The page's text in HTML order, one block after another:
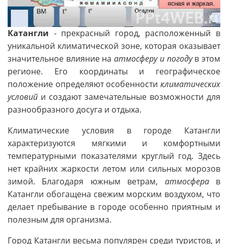
Катангли - прекрасный город, расположенный в
уникальной климатической зоне, которая оказывает
значительное влияние наатмосферу и погодув этом
регионе. Его координаты и географическое
положение определяют особенности климатических
условий и создают замечательные возможности для
разнообразного досуга и отдыха.
Климатические условия в городе Катангли
характеризуются мягкими и комфортными
температурными показателями круглый год. Здесь
нет крайних жаркости летом или сильных морозов
зимой. Благодаря южным ветрам, атмосферав
Катангли обогащена свежим морским воздухом, что
делает пребывание в городе особенно приятным и
полезным для организма.
Город Катангли весьма популярен среди туристов, и